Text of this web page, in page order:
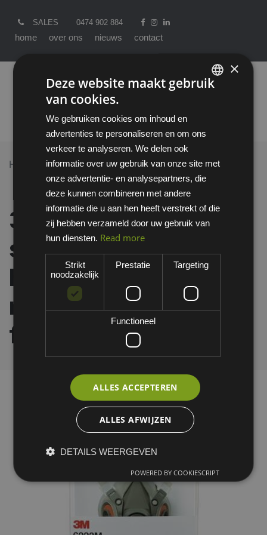
SALES 0474 902 884
home over ons nieuws contact
Home >All Products
3M 6223M starterskit voor halfgelaatsmaskers met A2-
P3 R filtercombinatie
3M 6223M
starterskit voor
halfgelaatsmaskers
met A2-P3 R
filtercombinatie
×
Deze website maakt gebruik
van cookies.
We gebruiken cookies om inhoud en
advertenties te personaliseren en om ons
verkeer te analyseren. We delen ook
informatie over uw gebruik van onze site met
onze advertentie- en analysepartners, die
deze kunnen combineren met andere
informatie die u aan hen heeft verstrekt of die
zij hebben verzameld door uw gebruik van
hun diensten. Read more
Strikt
noodzakelijk
Prestatie Targeting
Functioneel
ALLES ACCEPTEREN
ALLES AFWIJZEN
DETAILS WEERGEVEN
POWERED BY COOKIESCRIPT